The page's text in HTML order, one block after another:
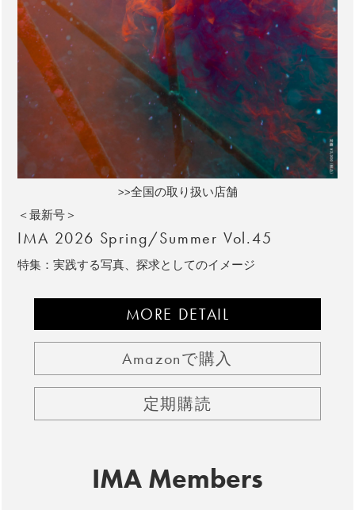
>>全国の取り扱い店舗
＜最新号＞
IMA 2026 Spring/Summer Vol.45
特集：実践する写真、探求としてのイメージ
MORE DETAIL
Amazonで購入
定期購読
IMA Members